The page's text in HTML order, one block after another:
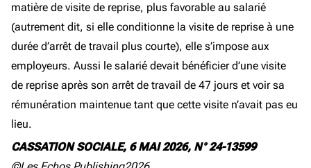
matière de visite de reprise, plus favorable au salarié
(autrement dit, si elle conditionne la visite de reprise à une
durée d’arrêt de travail plus courte), elle s’impose aux
employeurs. Aussi le salarié devait bénéficier d’une visite
de reprise après son arrêt de travail de 47 jours et voir sa
rémunération maintenue tant que cette visite n’avait pas eu
lieu.
CASSATION SOCIALE, 6 MAI 2026, N° 24-13599